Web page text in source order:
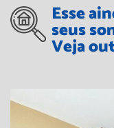
Esse
seus
Veja